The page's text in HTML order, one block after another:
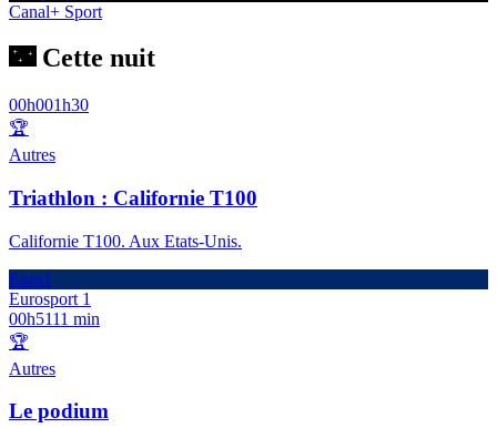
Canal+ Sport
🌃 Cette nuit
00h001h30
🏆
Autres
Triathlon : Californie T100
Californie T100. Aux Etats-Unis.
Euro1
Eurosport 1
00h5111 min
🏆
Autres
Le podium